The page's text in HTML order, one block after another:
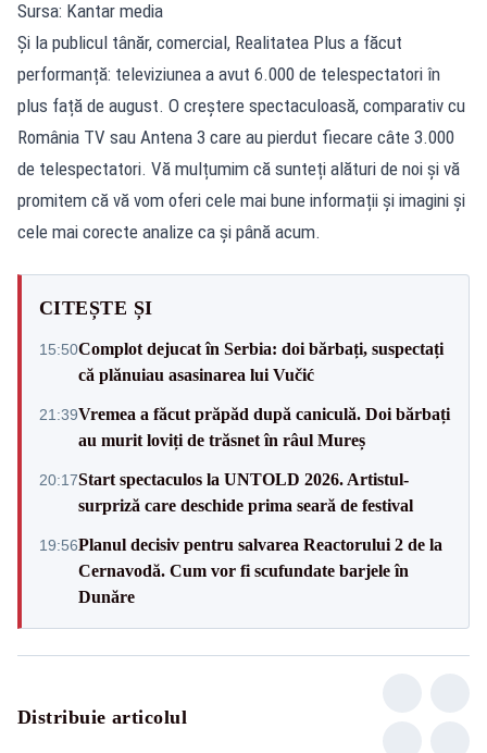
Sursa: Kantar media
Și la publicul tânăr, comercial, Realitatea Plus a făcut
performanță: televiziunea a avut 6.000 de telespectatori în
plus față de august. O creștere spectaculoasă, comparativ cu
România TV sau Antena 3 care au pierdut fiecare câte 3.000
de telespectatori. Vă mulțumim că sunteți alături de noi și vă
promitem că vă vom oferi cele mai bune informații și imagini și
cele mai corecte analize ca și până acum.
CITEȘTE ȘI
15:50Complot dejucat în Serbia: doi bărbați, suspectați
că plănuiau asasinarea lui Vučić
21:39Vremea a făcut prăpăd după caniculă. Doi bărbați
au murit loviți de trăsnet în râul Mureș
20:17Start spectaculos la UNTOLD 2026. Artistul-
surpriză care deschide prima seară de festival
19:56Planul decisiv pentru salvarea Reactorului 2 de la
Cernavodă. Cum vor fi scufundate barjele în
Dunăre
Distribuie articolul